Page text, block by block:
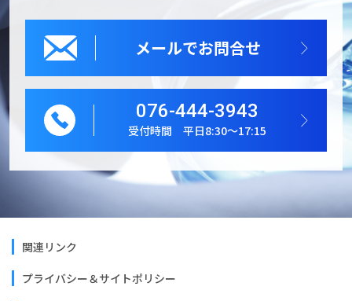
メールでお問合せ
076-444-3943
受付時間 平日8:30～17:15
関連リンク
プライバシー＆サイトポリシー